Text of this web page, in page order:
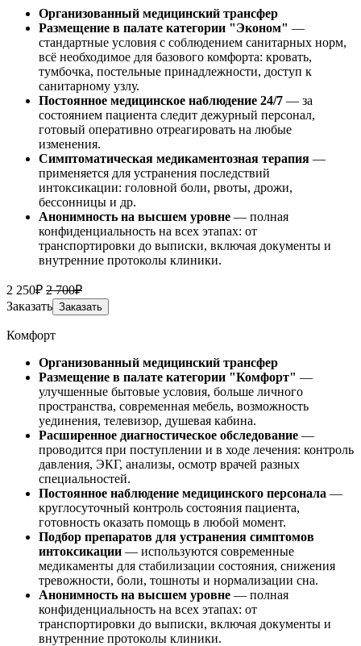
Организованный медицинский трансфер
Размещение в палате категории "Эконом" —
стандартные условия с соблюдением санитарных норм,
всё необходимое для базового комфорта: кровать,
тумбочка, постельные принадлежности, доступ к
санитарному узлу.
Постоянное медицинское наблюдение 24/7 — за
состоянием пациента следит дежурный персонал,
готовый оперативно отреагировать на любые
изменения.
Симптоматическая медикаментозная терапия —
применяется для устранения последствий
интоксикации: головной боли, рвоты, дрожи,
бессонницы и др.
Анонимность на высшем уровне — полная
конфиденциальность на всех этапах: от
транспортировки до выписки, включая документы и
внутренние протоколы клиники.
2 250₽ 2 700₽
Заказать Заказать
Комфорт
Организованный медицинский трансфер
Размещение в палате категории "Комфорт" —
улучшенные бытовые условия, больше личного
пространства, современная мебель, возможность
уединения, телевизор, душевая кабина.
Расширенное диагностическое обследование —
проводится при поступлении и в ходе лечения: контроль
давления, ЭКГ, анализы, осмотр врачей разных
специальностей.
Постоянное наблюдение медицинского персонала —
круглосуточный контроль состояния пациента,
готовность оказать помощь в любой момент.
Подбор препаратов для устранения симптомов
интоксикации — используются современные
медикаменты для стабилизации состояния, снижения
тревожности, боли, тошноты и нормализации сна.
Анонимность на высшем уровне — полная
конфиденциальность на всех этапах: от
транспортировки до выписки, включая документы и
внутренние протоколы клиники.